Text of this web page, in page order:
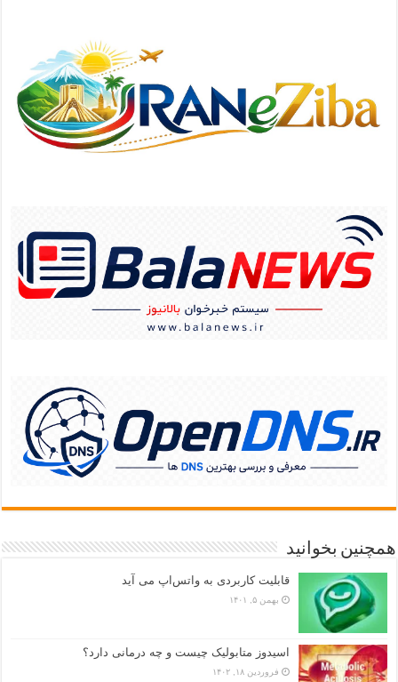
همچنین بخوانید
قابلیت کاربردی به واتس‌اپ می آید
بهمن ۵, ۱۴۰۱
اسیدوز متابولیک چیست و چه درمانی دارد؟
فروردین ۱۸, ۱۴۰۲